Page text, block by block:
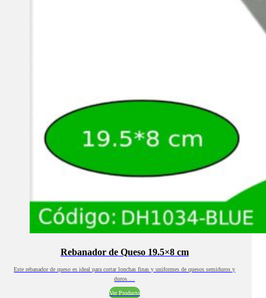
Rebanador de Queso 19.5×8 cm
Este rebanador de queso es ideal para cortar lonchas finas y uniformes de quesos semiduros y
duros.…
Ver Producto